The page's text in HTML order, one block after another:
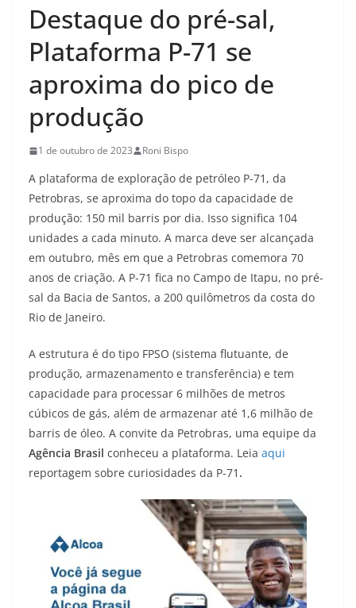
Destaque do pré-sal,
Plataforma P-71 se
aproxima do pico de
produção
1 de outubro de 2023 Roni Bispo
A plataforma de exploração de petróleo P-71, da
Petrobras, se aproxima do topo da capacidade de
produção: 150 mil barris por dia. Isso significa 104
unidades a cada minuto. A marca deve ser alcançada
em outubro, mês em que a Petrobras comemora 70
anos de criação. A P-71 fica no Campo de Itapu, no pré-
sal da Bacia de Santos, a 200 quilômetros da costa do
Rio de Janeiro.
A estrutura é do tipo FPSO (sistema flutuante, de
produção, armazenamento e transferência) e tem
capacidade para processar 6 milhões de metros
cúbicos de gás, além de armazenar até 1,6 milhão de
barris de óleo. A convite da Petrobras, uma equipe da
Agência Brasil conheceu a plataforma. Leia aqui
reportagem sobre curiosidades da P-71 .